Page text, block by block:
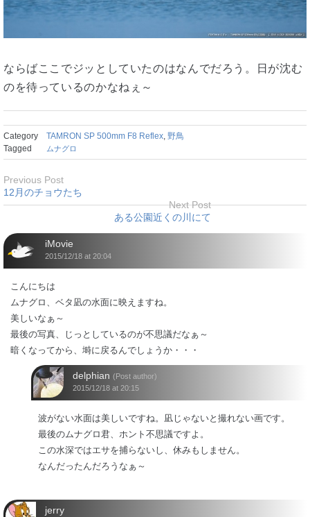
ならばここでジッとしていたのはなんでだろう。日が沈む
のを待っているのかなねぇ～
Category TAMRON SP 500mm F8 Reflex 野鳥
Tagged
ムナグロ
Previous Post
12月のチョウたち
Next Post
ある公園近くの川にて
iMovie
2015/12/18 at 20:04
こんにちは
ムナグロ、ベタ凪の水面に映えますね。
美しいなぁ～
最後の写真、じっとしているのが不思議だなぁ～
暗くなってから、塒に戻るんでしょうか・・・
delphian (Post author)
2015/12/18 at 20:15
波がない水面は美しいですね。凪じゃないと撮れない画です。
最後のムナグロ君、ホント不思議ですよ。
この水深ではエサを捕らないし、休みもしません。
なんだったんだろうなぁ～
jerry